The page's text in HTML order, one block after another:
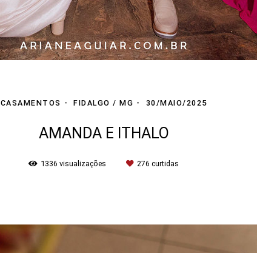
CASAMENTOS FIDALGO / MG 30/MAIO/2025
AMANDA E ITHALO
1336 visualizações 276 curtidas